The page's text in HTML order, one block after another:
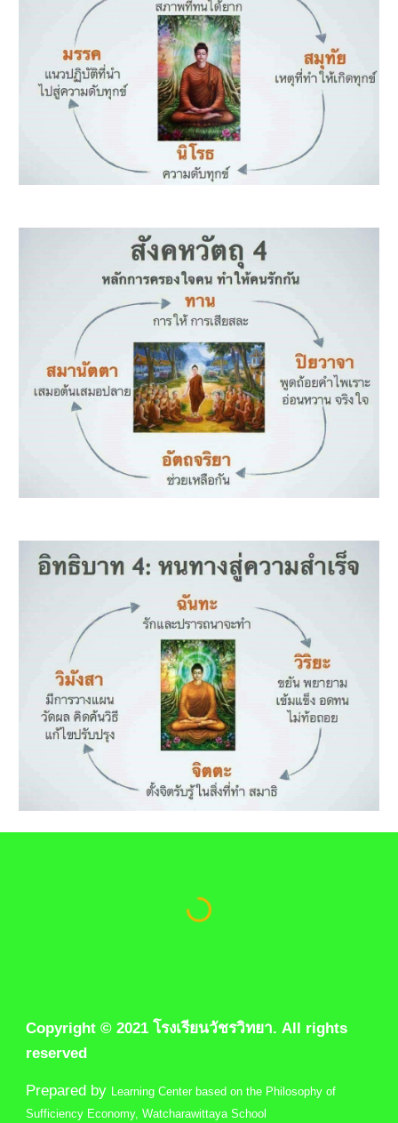
Copyright © 2021 โรงเรียนวัชรวิทยา. All rights
reserved
Prepared by Learning Center based on the Philosophy of
Sufficiency Economy, Watcharawittaya School